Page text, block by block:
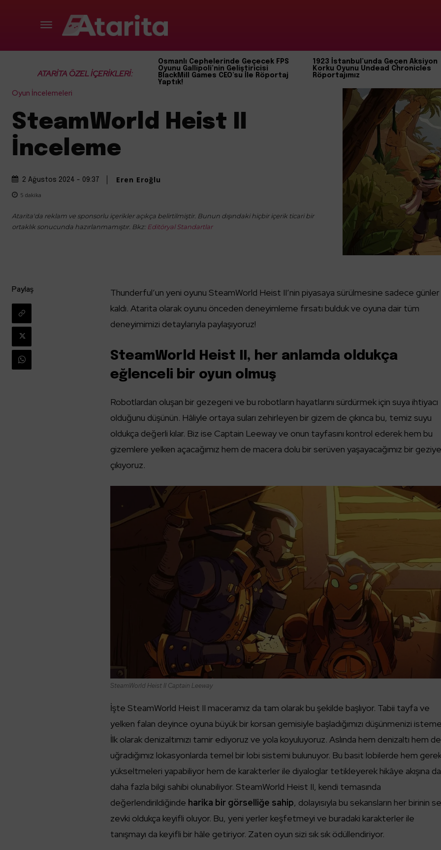
ATARİTA ÖZEL İÇERİKLERİ:
Osmanlı Cephelerinde Geçecek FPS
Oyunu Gallipoli’nin Geliştiricisi
BlackMill Games CEO’su İle Röportaj
Yaptık!
1923 İstanbul’unda Geçen Aksiyon
Korku Oyunu Undead Chronicles
Röportajımız
Oyun İncelemeleri
SteamWorld Heist II
İnceleme
2 Ağustos 2024 - 09:37 Eren Eroğlu
5 dakika
Atarita'da reklam ve sponsorlu içerikler açıkça belirtilmiştir. Bunun dışındaki hiçbir içerik ticari bir
ortaklık sonucunda hazırlanmamıştır. Bkz:Editöryal Standartlar
Paylaş
Thunderful’un yeni oyunu SteamWorld Heist II’nin piyasaya sürülmesine sadece günler
kaldı. Atarita olarak oyunu önceden deneyimleme fırsatı bulduk ve oyuna dair tüm
deneyimimizi detaylarıyla paylaşıyoruz!
SteamWorld Heist II, her anlamda oldukça
eğlenceli bir oyun olmuş
Robotlardan oluşan bir gezegeni ve bu robotların hayatlarını sürdürmek için suya ihtiyacı
olduğunu düşünün. Hâliyle ortaya suları zehirleyen bir gizem de çıkınca bu, temiz suyu
oldukça değerli kılar. Biz ise Captain Leeway ve onun tayfasını kontrol ederek hem bu
gizemlere yelken açacağımız hem de macera dolu bir serüven yaşayacağımız bir
çıkıyoruz.
SteamWorld Heist II Captain Leeway
İşte SteamWorld Heist II maceramız da tam olarak bu şekilde başlıyor. Tabii tayfa ve
yelken falan deyince oyuna büyük bir korsan gemisiyle başladığımızı düşünmenizi
İlk olarak denizaltımızı tamir ediyoruz ve yola koyuluyoruz. Aslında hem denizaltı hem de
uğradığımız lokasyonlarda temel bir lobi sistemi bulunuyor. Bu basit lobilerde hem
yükseltmeleri yapabiliyor hem de karakterler ile diyaloglar tetikleyerek hikâye akışına
daha fazla bilgi sahibi olunabiliyor. SteamWorld Heist II, kendi temasında
değerlendirildiğinde harika bir görselliğe sahip, dolayısıyla bu sekansların her birinin
zevki oldukça keyifli oluyor. Bu, yeni yerler keşfetmeyi ve buradaki karakterler ile
tanışmayı da keyifli bir hâle getiriyor. Zaten oyun sizi sık sık ödüllendiriyor.